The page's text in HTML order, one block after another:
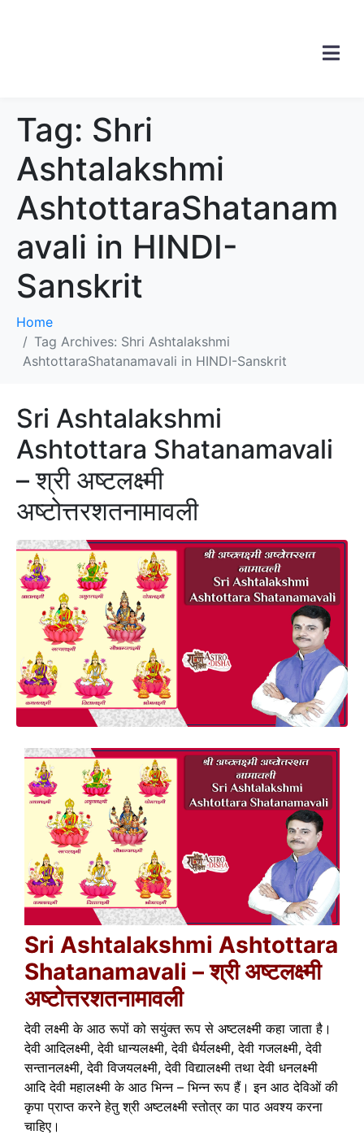
Tag: Shri
Ashtalakshmi
AshtottaraShatanam
avali in HINDI-
Sanskrit
Home
Tag Archives: Shri Ashtalakshmi
AshtottaraShatanamavali in HINDI-Sanskrit
Sri Ashtalakshmi
Ashtottara Shatanamavali
– श्री अष्टलक्ष्मी
अष्टोत्तरशतनामावली
Sri Ashtalakshmi Ashtottara
Shatanamavali – श्री अष्टलक्ष्मी
अष्टोत्तरशतनामावली
देवी लक्ष्मी के आठ रूपों को सयुंक्त रूप से अष्टलक्ष्मी कहा जाता है।
देवी आदिलक्ष्मी, देवी धान्यलक्ष्मी, देवी धैर्यलक्ष्मी, देवी गजलक्ष्मी, देवी
सन्तानलक्ष्मी, देवी विजयलक्ष्मी, देवी विद्यालक्ष्मी तथा देवी धनलक्ष्मी
आदि देवी महालक्ष्मी के आठ भिन्न – भिन्न रूप हैं। इन आठ देविओं की
कृपा प्राप्त करने हेतु श्री अष्टलक्ष्मी स्तोत्र का पाठ अवश्य करना
चाहिए।